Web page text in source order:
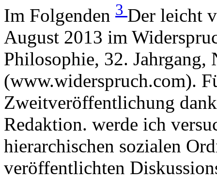
Im Folgenden 3 Der leicht
August 2013 im
Philosophie, 32. Jahrgang,
(www.widerspruch.com).
Zweitveröffentlichung
Redaktion. werde ich
hierarchischen sozialen
veröffentlichten